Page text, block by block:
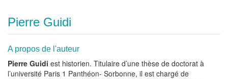
Pierre Guidi
A propos de l'auteur
Pierre Guidi est historien. Titulaire d’une thèse de doctorat à
l’université Paris 1 Panthéon- Sorbonne, il est chargé de